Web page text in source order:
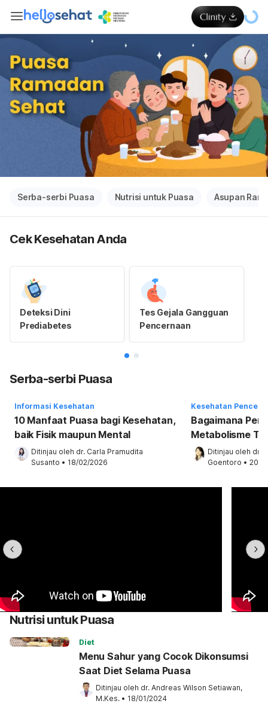
Serba-serbi Puasa Nutrisi untuk Puasa Asupan
Cek Kesehatan Anda
Deteksi Dini
Prediabetes
Tes Gejala Gangguan
Pencernaan
Serba-serbi Puasa
Informasi Kesehatan
10 Manfaat Puasa bagi Kesehatan,
baik Fisik maupun Mental
Ditinjau oleh dr. Carla Pramudita
Susanto • 18/02/2026
Kesehatan
Bagaimana
Metabolisme
Ditinjau oleh dr.
Goentoro • 20/
Nutrisi untuk Puasa
Diet
Menu Sahur yang Cocok Dikonsumsi
Saat Diet Selama Puasa
Ditinjau oleh dr. Andreas Wilson Setiawan,
M.Kes. • 18/01/2024